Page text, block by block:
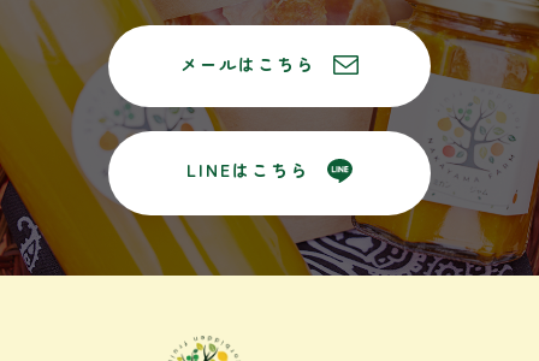
メールはこちら
LINEはこちら